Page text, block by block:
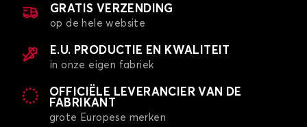
GRATIS VERZENDING
op de hele website
E.U. PRODUCTIE EN KWALITEIT
in onze eigen fabriek
OFFICIËLE LEVERANCIER VAN DE
FABRIKANT
grote Europese merken